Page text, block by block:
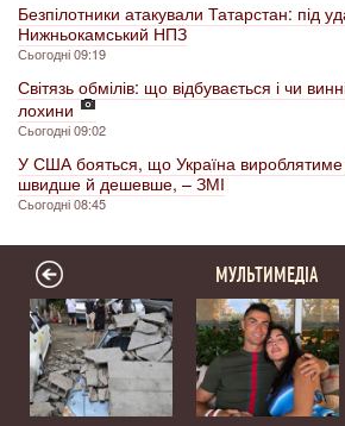
Безпілотники атакували Татарстан: під
Нижньокамський НПЗ
Сьогодні 09:19
Світязь обмілів: що відбувається і чи
лохини
Сьогодні 09:02
У США бояться, що Україна
швидше й дешевше, – ЗМІ
Сьогодні 08:45
МУЛЬТИМЕДІА